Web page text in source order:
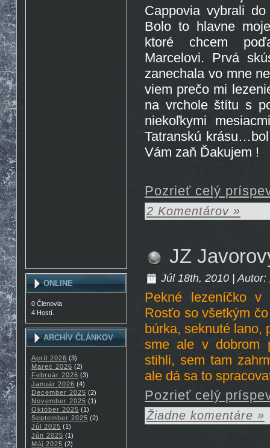
ONLINE
0 Členovia
4 Hostí.
ARCHÍV ČLÁNKOV
Apríl 2026 (3)
Marec 2026 (2)
Február 2026 (3)
Január 2026 (4)
December 2025 (2)
November 2025 (1)
Október 2025 (1)
September 2025 (2)
Júl 2025 (1)
Jún 2025 (1)
Máj 2025 (2)
Cappovia vybrali
Bolo to hlavne
ktoré chcem
Marcelovi. Prvá
zanechala vo mne
viem prečo mi
na vrchole štítu s
niekoľkymi
Tatranskú
Vám zaň Ďakujem !
Pozrieť celý
2 Komentárov »
JZ
Júl 18th, 2010 | Autor:
Pekné lezeníčko
Rosťo so všetkým
búrka, seknuté lano,
sme ale v dobrom
stihli, sem tam
ale dá sa to
Pozrieť celý
Žiadne komentáre »